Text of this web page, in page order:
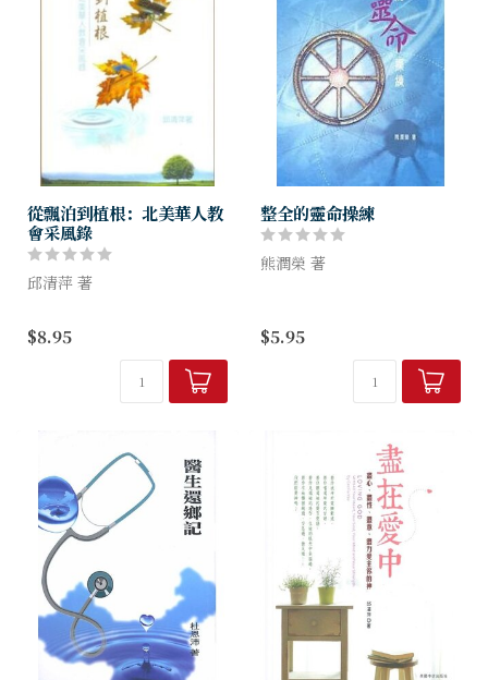
從飄泊到植根：北美華人教
會采風錄
邱清萍 著
相繼離世，內心有一個催逼，
要把北美華人教會‘上一
代’神僕所處的時代，所留下
的美好腳蹤用文字記錄下來，
$8.95
整全的靈命操練
熊潤榮 著
則知識與行動並重；以基督內
住為軸心，以基於聖經的操練
為輪輻，加上智慧的生活為輪
框。幫助讀者...
$5.95